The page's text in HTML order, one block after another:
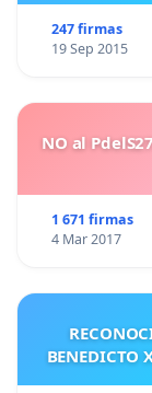
247 firmas
19 Sep 2015
NO al
1 671 firmas
4 Mar 2017
BENEDICTO